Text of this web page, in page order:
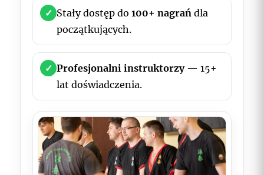
✓ Stały dostęp do100+ nagrań dla
początkujących.
✓ Profesjonalni instruktorzy— 15+
lat doświadczenia.